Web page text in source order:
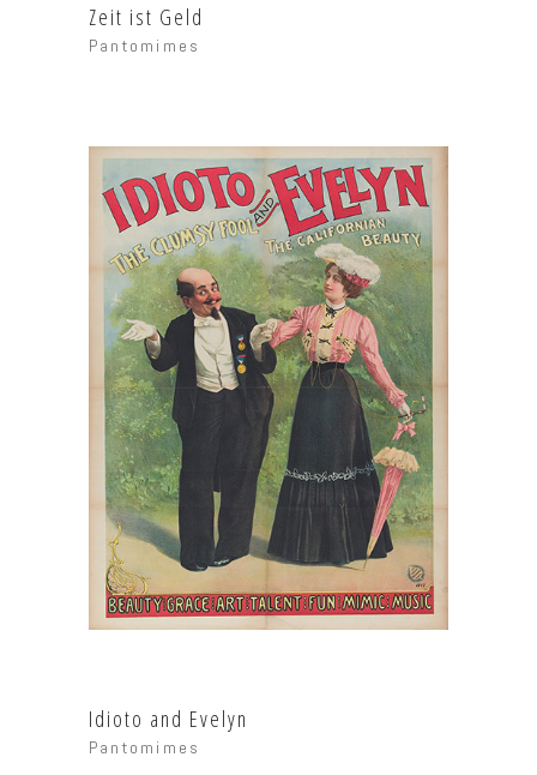
Zeit ist Geld
Pantomimes
Idioto and Evelyn
Pantomimes